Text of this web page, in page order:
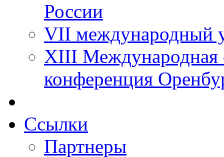
России
VII международный
XIII Международная
конференция
Ссылки
Партнеры